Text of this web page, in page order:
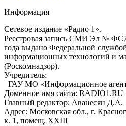
Информация
Сетевое издание «Радио 1».
Реестровая запись СМИ Эл №
года выдано Федеральной
информационных технологий и
(Роскомнадзор).
Учредитель:
ГАУ МО «Информационное
Доменное имя сайта: RADIO1.RU
Главный редактор: Аванесян Д.А.
Адрес: Московская обл., г.
к. 1, помещ. XXIII